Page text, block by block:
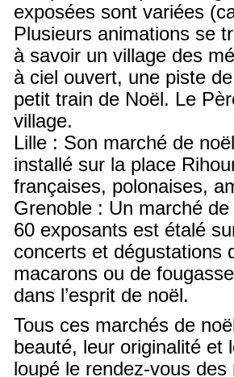
exposées sont variées
Plusieurs animations se
à savoir un village des
à ciel ouvert, une piste
petit train de Noël. Le
village.
Lille : Son marché de
installé sur la place
françaises, polonaises,
Grenoble : Un marché de
60 exposants est étalé
concerts et dégustations
macarons ou de
dans l’esprit de noël.
Tous ces marchés de
beauté, leur originalité et
loupé le rendez-vous